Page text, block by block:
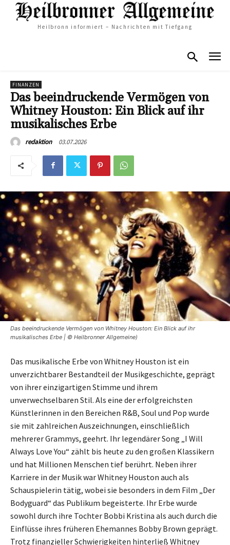
Heilbronn informiert – Nachrichten mit Tiefgang
FINANZEN
Das beeindruckende Vermögen von
Whitney Houston: Ein Blick auf ihr
musikalisches Erbe
redaktion 03.07.2026
Das beeindruckende Vermögen von Whitney Houston: Ein Blick auf ihr
musikalisches Erbe | © Heilbronner Allgemeine)
Das musikalische Erbe von Whitney Houston ist ein
unverzichtbarer Bestandteil der Musikgeschichte, geprägt
von ihrer einzigartigen Stimme und ihrem
unverwechselbaren Stil. Als eine der erfolgreichsten
Künstlerinnen in den Bereichen R&B, Soul und Pop wurde
sie mit zahlreichen Auszeichnungen, einschließlich
mehrerer Grammys, geehrt. Ihr legendärer Song „I Will
Always Love You“ zählt bis heute zu den großen Klassikern
und hat Millionen Menschen tief berührt. Neben ihrer
Karriere in der Musik war Whitney Houston auch als
Schauspielerin tätig, wobei sie besonders in dem Film „Der
Bodyguard“ das Publikum begeisterte. Ihr Erbe wurde
sowohl durch ihre Tochter Bobbi Kristina als auch durch die
Einflüsse ihres früheren Ehemannes Bobby Brown geprägt.
Trotz finanzieller Schwierigkeiten hinterließ Whitney